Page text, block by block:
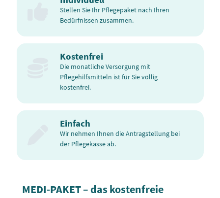
Stellen Sie Ihr Pflegepaket nach Ihren
Bedürfnissen zusammen.
Kostenfrei
Die monatliche Versorgung mit
Pflegehilfsmitteln ist für Sie völlig
kostenfrei.
Einfach
Wir nehmen Ihnen die Antragstellung bei
der Pflegekasse ab.
MEDI-PAKET – das kostenfreie